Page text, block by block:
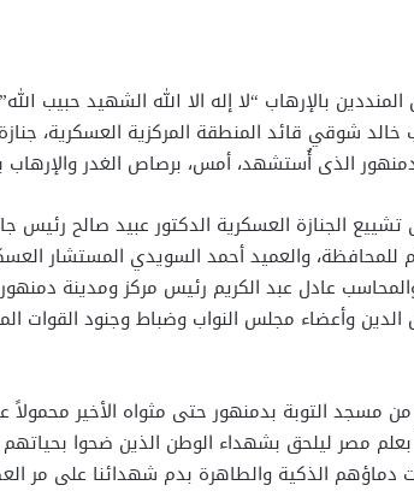
بالإرهاب “لا إله الا الله الشهيد حبيب
خالد شوقي قائد المنطقة المركزية العسكرية،
دمنهور الذى أُستشهد، أمس، برصاص الغدر
الجنازة العسكرية الدكتور عبيد صالح رئيس
للمحافظة، والعميد أحمد السويدي المستشار
والمحاسب عادل عبد الكريم رئيس مركز ومدينة
الدين وأعضاء مجلس النواب وضباط وجنود القوات
مسجد التوبة بدمنهور حتى مثواه الأخير محمولاً
مصر ليلحق بشهداء الوطن الذين ضحوا
دماؤهم الذكية والطاهرة بدم شهدائنا على مر